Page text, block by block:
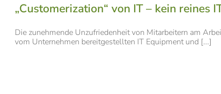
„Customerization“ von IT – kein reines
Die zunehmende Unzufriedenheit von Mitarbeitern am
vom Unternehmen bereitgestellten IT Equipment und [...]